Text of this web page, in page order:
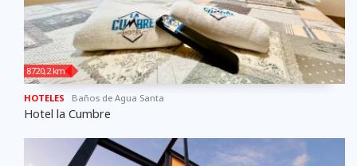
8720,2 km
HOTELES Baños de Agua Santa
Hotel la Cumbre